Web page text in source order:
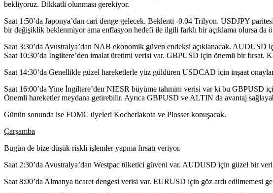
bekliyoruz. Dikkatli olunması gerekiyor.
Saat 1:50’da Japonya’dan cari denge gelecek. Beklenti -0.04 Trilyon. USDJPY
bir değişiklik beklenmiyor ama enflasyon hedefi ile ilgili farklı bir açıklama olursa da
Saat 3:30’da Avustralya’dan NAB ekonomik güven endeksi açıklanacak.
Saat 10:30’da İngiltere’den imalat üretimi verisi var. GBPUSD için önemli bir fırsat.
Saat 14:30’da Genellikle güzel hareketlerle yüz güldüren USDCAD için inşaat
Saat 16:00’da Yine İngiltere’den NIESR büyüme tahmini verisi var ki bu GBPUSD
Önemli hareketler meydana getirebilir. Ayrıca GBPUSD ve ALTIN da avantaj
Günün sonunda ise FOMC üyeleri Kocherlakota ve Plosser konuşacak.
Çarşamba
Bugün de bize düşük riskli işlemler yapma fırsatı veriyor.
Saat 2:30’da Avustralya’dan Westpac tüketici güveni var. AUDUSD için güzel bir
Saat 8:00’da Almanya ticaret dengesi verisi var. EURUSD için göz ardı edilmemesi